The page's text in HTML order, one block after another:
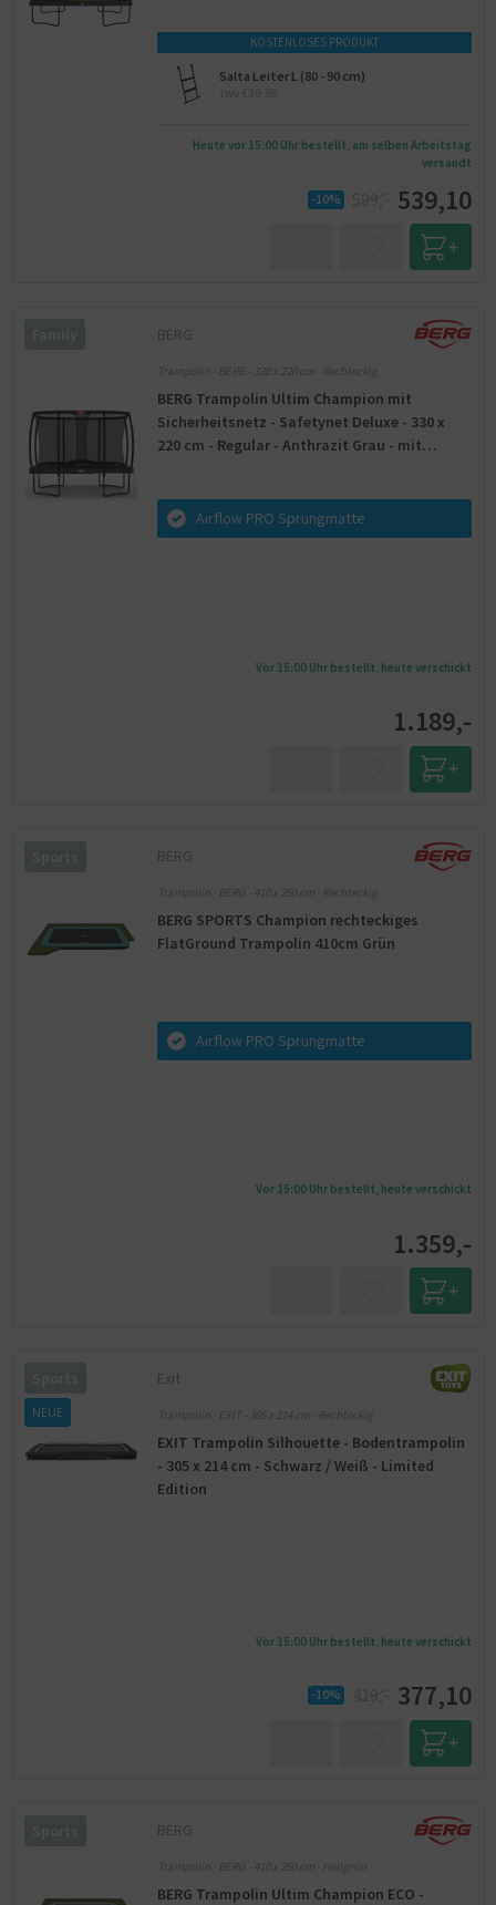
KOSTENLOSES PRODUKT
Salta Leiter L (80 - 90 cm)
Heute vor 15:00 Uhr bestellt, am selben Arbeitstag
versandt
-10% 539,10
BERG
Trampolin - BERG - 330 x 220 cm - Rechteckig
BERG Trampolin Ultim Champion mit
Sicherheitsnetz - Safetynet Deluxe - 330 x
220 cm - Regular - Anthrazit Grau - mit
Airflow PRO Sprungmatte
Vor 15:00 Uhr bestellt, heute verschickt
1.189,-
BERG
Trampolin - BERG - 410 x 250 cm - Rechteckig
BERG SPORTS Champion rechteckiges
FlatGround Trampolin 410cm Grün
Airflow PRO Sprungmatte
Vor 15:00 Uhr bestellt, heute verschickt
1.359,-
NEUE
Exit
Trampolin - EXIT - 305 x 214 cm - Rechteckig
EXIT Trampolin Silhouette - Bodentrampolin
- 305 x 214 cm - Schwarz / Weiß - Limited
Edition
Vor 15:00 Uhr bestellt, heute verschickt
-10% 377,10
BERG
Trampolin - BERG - 410 x 250 cm - Hellgrün
BERG Trampolin Ultim Champion ECO -